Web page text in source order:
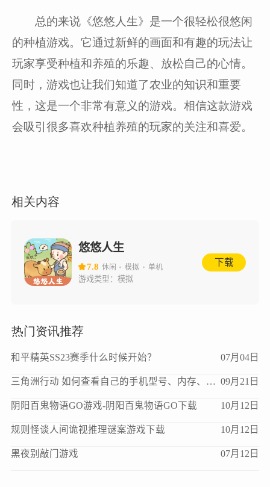
总的来说《悠悠人生》是一个很轻松很悠闲
的种植游戏。它通过新鲜的画面和有趣的玩法让
玩家享受种植和养殖的乐趣、放松自己的心情。
同时，游戏也让我们知道了农业的知识和重要
性，这是一个非常有意义的游戏。相信这款游戏
会吸引很多喜欢种植养殖的玩家的关注和喜爱。
相关内容
悠悠人生
7.8 休闲 模拟 单机
游戏类型： 模拟
下载
热门资讯推荐
和平精英SS23赛季什么时候开始？ 07月04日
三角洲行动 如何查看自己的手机型号、内存、处理器、版本等信息？ 09月21日
阴阳百鬼物语GO游戏-阴阳百鬼物语GO下载 10月12日
规则怪谈人间诡视推理谜案游戏下载 10月12日
黑夜别敲门游戏 07月12日